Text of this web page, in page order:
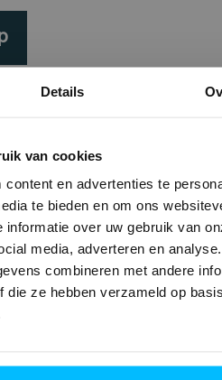
Details
van cookies
en advertenties te
te bieden en om ons
informatie over uw gebruik van
media, adverteren en
combineren met andere
die ze hebben verzameld op